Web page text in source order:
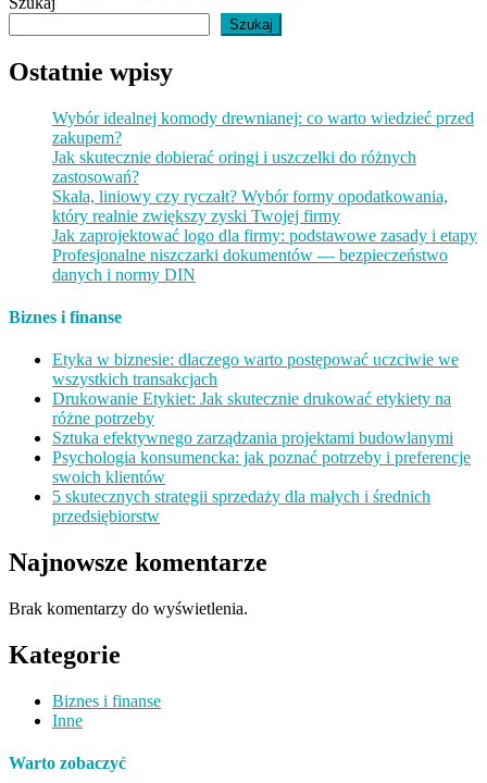
Szukaj
Ostatnie wpisy
Wybór idealnej komody drewnianej: co warto wiedzieć przed
zakupem?
Jak skutecznie dobierać oringi i uszczelki do różnych
zastosowań?
Skala, liniowy czy ryczałt? Wybór formy opodatkowania,
który realnie zwiększy zyski Twojej firmy
Jak zaprojektować logo dla firmy: podstawowe zasady i etapy
Profesjonalne niszczarki dokumentów — bezpieczeństwo
danych i normy DIN
Biznes i finanse
Etyka w biznesie: dlaczego warto postępować uczciwie we
wszystkich transakcjach
Drukowanie Etykiet: Jak skutecznie drukować etykiety na
różne potrzeby
Sztuka efektywnego zarządzania projektami budowlanymi
Psychologia konsumencka: jak poznać potrzeby i preferencje
swoich klientów
5 skutecznych strategii sprzedaży dla małych i średnich
przedsiębiorstw
Najnowsze komentarze
Brak komentarzy do wyświetlenia.
Kategorie
Biznes i finanse
Inne
Warto zobaczyć